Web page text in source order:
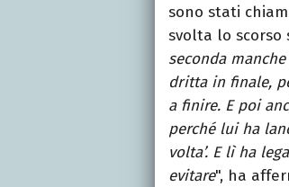
sono stati
svolta lo scorso
seconda
dritta in finale,
a finire. E poi
perché lui ha
volta’. E lì ha
evitare", ha